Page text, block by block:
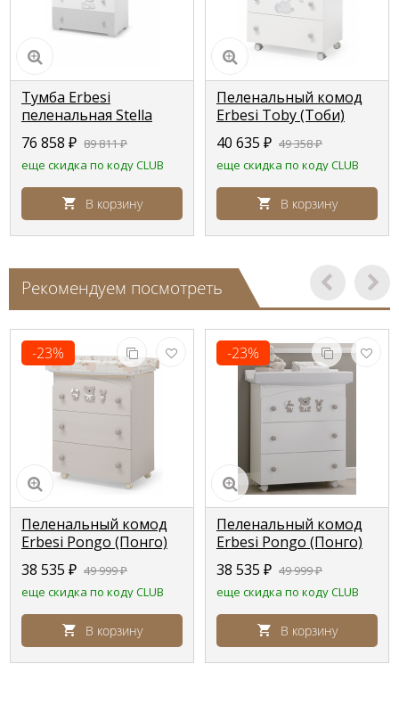
Тумба Erbesi
пеленальная Stella
(Стелла) белый
76 858 ₽ 89 811₽
еще скидка по коду CLUB
В корзину
Пеленальный комод
Erbesi Toby (Тоби)
белый (bianco)
40 635 ₽ 49 358₽
еще скидка по коду CLUB
В корзину
Рекомендуем посмотреть
-23%
Пеленальный комод
Erbesi Pongo (Понго)
песочный выбеленный
(tortora sbiancato)
38 535 ₽ 49 999₽
еще скидка по коду CLUB
В корзину
-23%
Пеленальный комод
Erbesi Pongo (Понго)
белый песочный
(bianco tortora)
38 535 ₽ 49 999₽
еще скидка по коду CLUB
В корзину